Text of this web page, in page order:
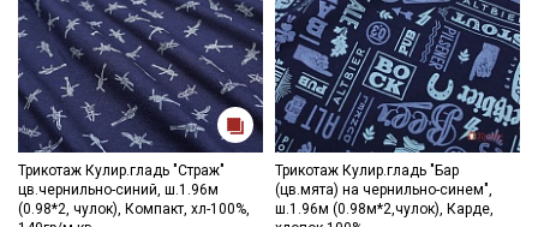
Трикотаж Кулир.гладь "Страж"
цв.чернильно-синий, ш.1.96м
(0.98*2, чулок), Компакт, хл-100%,
Трикотаж Кулир.гладь "Бар
(цв.мята) на чернильно-синем",
ш.1.96м (0.98м*2,чулок), Карде,